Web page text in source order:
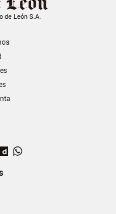
de León S.A.
Dailymotion